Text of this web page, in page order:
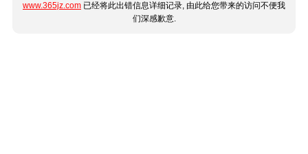
www.365jz.com 已经将此出错信息详细记录, 由此给您带来的访问不便我
们深感歉意.